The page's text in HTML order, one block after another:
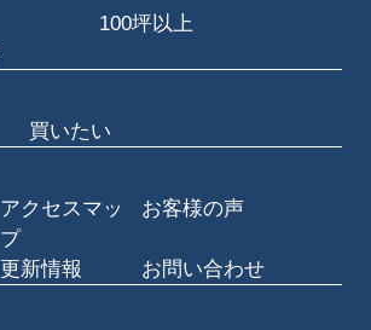
100坪以上
買いたい
アクセスマッ
プ
お客様の声
更新情報 お問い合わせ